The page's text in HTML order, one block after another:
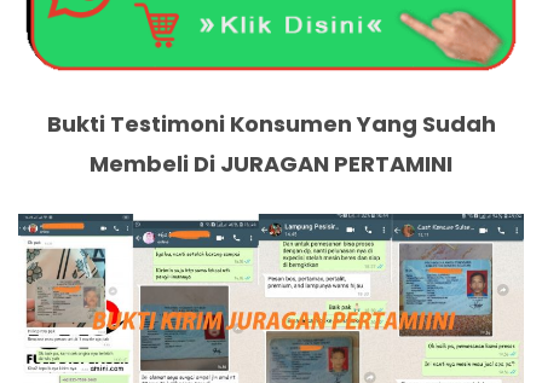
Bukti Testimoni Konsumen Yang Sudah
Membeli Di JURAGAN PERTAMINI